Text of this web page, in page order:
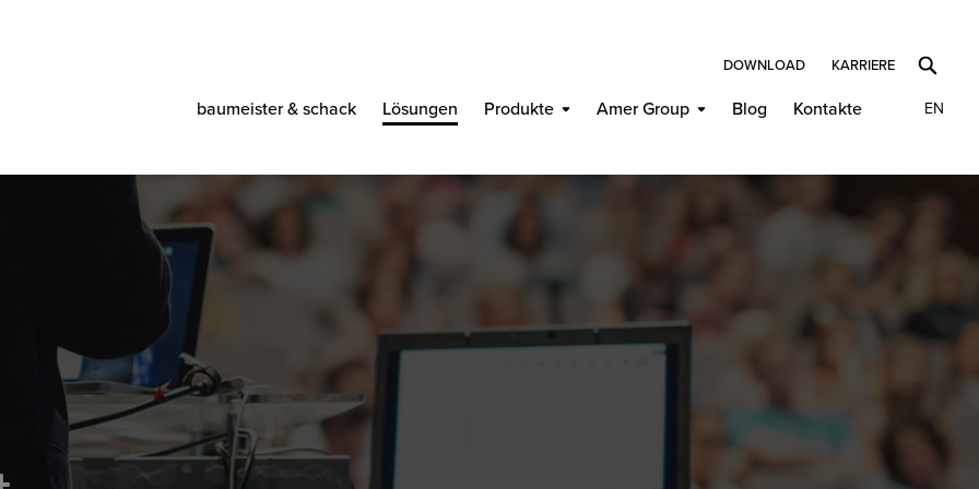
baumeister & schack Lösungen Produkte Amer Group Blog Kontakte EN
DOWNLOAD KARRIERE